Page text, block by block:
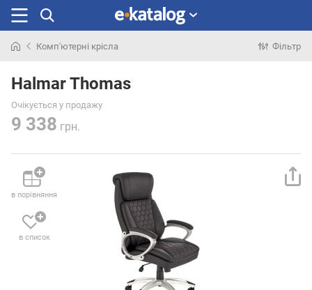
раніше
Комп'ютерні крісла Фільтр
Halmar Thomas
Очікується у продажу
9 338 грн.
в порівняння
в список